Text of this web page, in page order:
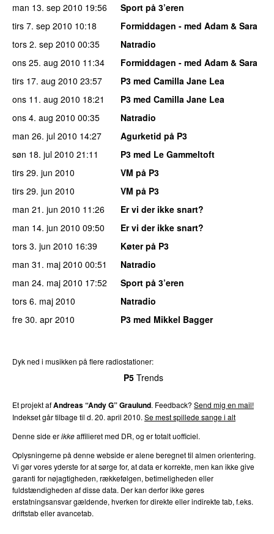
man 13. sep 2010 19:56
Sport på 3’eren
tirs 7. sep 2010 10:18
Formiddagen - med Adam & Sara
tors 2. sep 2010 00:35
Natradio
ons 25. aug 2010 11:34
Formiddagen - med Adam & Sara
tirs 17. aug 2010 23:57
P3 med Camilla Jane Lea
ons 11. aug 2010 18:21
P3 med Camilla Jane Lea
ons 4. aug 2010 00:35
Natradio
man 26. jul 2010 14:27
Agurketid på P3
søn 18. jul 2010 21:11
P3 med Le Gammeltoft
tirs 29. jun 2010
VM på P3
tirs 29. jun 2010
VM på P3
man 21. jun 2010 11:26
Er vi der ikke snart?
man 14. jun 2010 09:50
Er vi der ikke snart?
tors 3. jun 2010 16:39
Køter på P3
man 31. maj 2010 00:51
Natradio
man 24. maj 2010 17:52
Sport på 3’eren
tors 6. maj 2010
Natradio
fre 30. apr 2010
P3 med Mikkel Bagger
Dyk ned i musikken på flere radiostationer:
P5 Trends
Et projekt afAndreas “Andy G” Graulund. Feedback? Send mig en mail!
Indekset går tilbage til d. 20. april 2010. Se mest spillede sange i alt
Denne side erikkeaffilieret med DR, og er totalt uofficiel.
Oplysningerne på denne webside er alene beregnet til almen orientering.
Vi gør vores yderste for at sørge for, at data er korrekte, men kan ikke give
garanti for nøjagtigheden, rækkefølgen, betimeligheden eller
fuldstændigheden af disse data. Der kan derfor ikke gøres
erstatningsansvar gældende, hverken for direkte eller indirekte tab, f.eks.
driftstab eller avancetab.